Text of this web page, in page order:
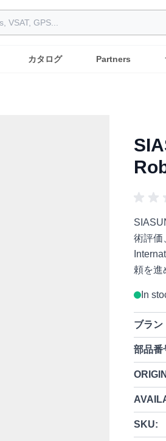
カタログ Partners
術評価
頼を進
In
ブラン
部品番
SKU: